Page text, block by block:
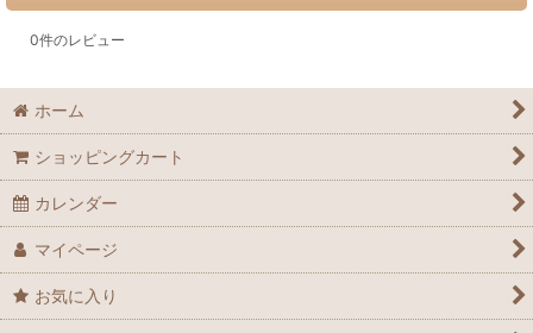
0件のレビュー
ホーム
ショッピングカート
カレンダー
マイページ
お気に入り